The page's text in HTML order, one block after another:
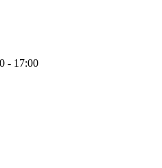
- 17:00